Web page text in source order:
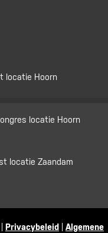
locatie Hoorn
locatie Hoorn
locatie Zaandam
Privacybeleid Algemene